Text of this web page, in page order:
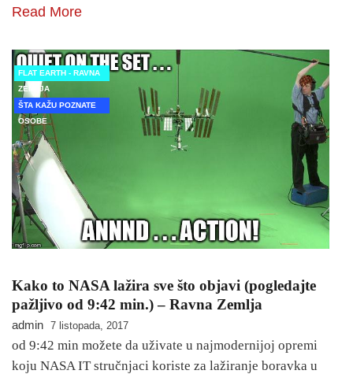
Read More
FLAT EARTH - RAVNA
ZEMLJA
ŠTA KAŽU POZNATE
OSOBE
Kako to NASA lažira sve što objavi (pogledajte
pažljivo od 9:42 min.) – Ravna Zemlja
admin 7 listopada, 2017
od 9:42 min možete da uživate u najmodernijoj opremi
koju NASA IT stručnjaci koriste za lažiranje boravka u